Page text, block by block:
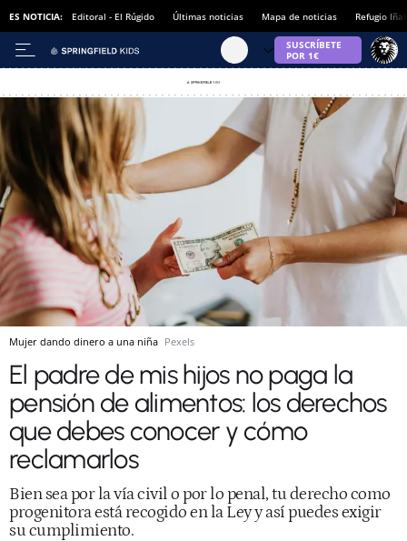
ES NOTICIA: Editoral - El Rúgido Últimas noticias Mapa de noticias Refugio
Mujer dando dinero a una niña Pexels
El padre de mis hijos no paga la
pensión de alimentos: los derechos
que debes conocer y cómo
reclamarlos
Bien sea por la vía civil o por lo penal, tu derecho como
progenitora está recogido en la Ley y así puedes exigir
su cumplimiento.